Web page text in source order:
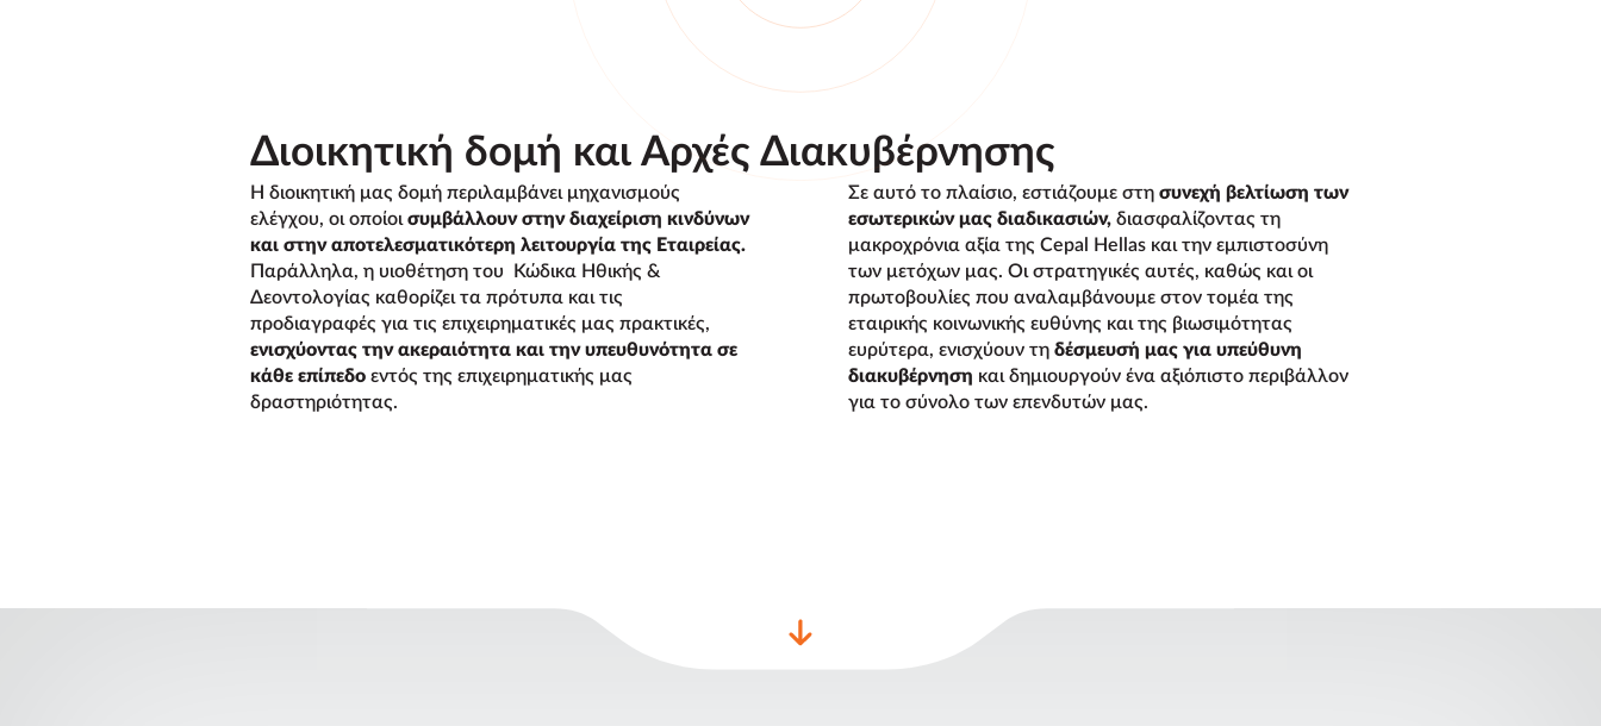
Διοικητική δομή και Αρχές Διακυβέρνησης
Η διοικητική μας δομή περιλαμβάνει μηχανισμούς
ελέγχου, οι οποίοι συμβάλλουν στην διαχείριση κινδύνων
και στην αποτελεσματικότερη λειτουργία της Εταιρείας.
Παράλληλα, η υιοθέτηση του Κώδικα Ηθικής &
Δεοντολογίας καθορίζει τα πρότυπα και τις
προδιαγραφές για τις επιχειρηματικές μας πρακτικές,
ενισχύοντας την ακεραιότητα και την υπευθυνότητα σε
κάθε επίπεδο εντός της επιχειρηματικής μας
δραστηριότητας.
Σε αυτό το πλαίσιο, εστιάζουμε στη συνεχή βελτίωση των
εσωτερικών μας διαδικασιών,διασφαλίζοντας τη
μακροχρόνια αξία της Cepal Ηellas και την εμπιστοσύνη
των μετόχων μας. Οι στρατηγικές αυτές, καθώς και οι
πρωτοβουλίες που αναλαμβάνουμε στον τομέα της
εταιρικής κοινωνικής ευθύνης και της βιωσιμότητας
ευρύτερα, ενισχύουν τη δέσμευσή μας για υπεύθυνη
διακυβέρνηση και δημιουργούν ένα αξιόπιστο περιβάλλον
για το σύνολο των επενδυτών μας.